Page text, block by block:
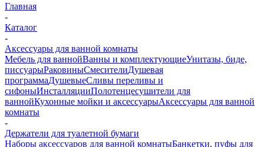
Главная
-
Каталог
-
Аксессуары для ванной комнаты
Мебель для ваннойВанны и комплектующиеУнитазы, биде,
писсуарыРаковиныСмесителиДушевая
программаДушевыеСливы переливы и
сифоныИнсталляцииПолотенцесушители для
ваннойКухонные мойки и аксессуарыАксессуары для ванной
комнаты
-
Держатели для туалетной бумаги
Наборы аксессуаров для ванной комнатыБанкетки, пуфы для